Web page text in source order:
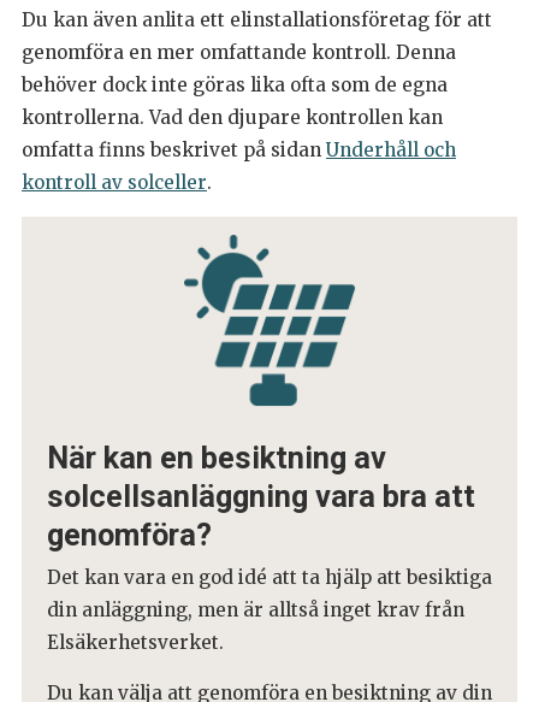
Du kan även anlita ett elinstallationsföretag för att
genomföra en mer omfattande kontroll. Denna
behöver dock inte göras lika ofta som de egna
kontrollerna. Vad den djupare kontrollen kan
omfatta finns beskrivet på sidan Underhåll och
kontroll av solceller.
När kan en besiktning av
solcellsanläggning vara bra att
genomföra?
Det kan vara en god idé att ta hjälp att besiktiga
din anläggning, men är alltså inget krav från
Elsäkerhetsverket.
Du kan välja att genomföra en besiktning av din